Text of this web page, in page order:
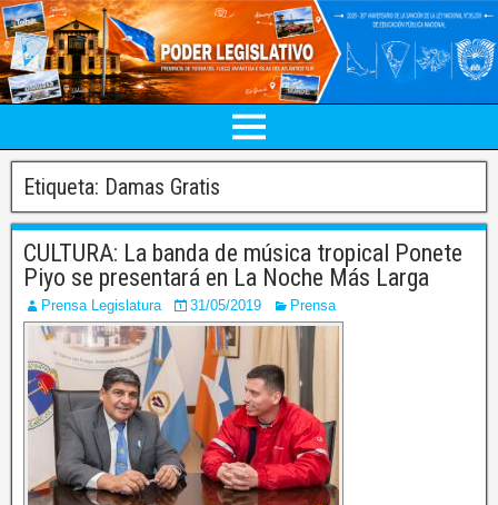
Etiqueta: Damas Gratis
CULTURA: La banda de música tropical Ponete
Piyo se presentará en La Noche Más Larga
Prensa Legislatura 31/05/2019 Prensa